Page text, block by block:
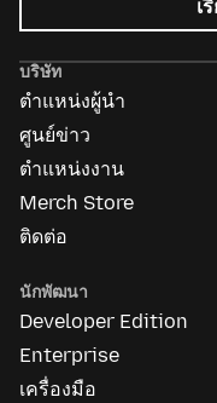
เ
บริษัท
ตำแหน่งผู้นำ
ศูนย์ข่าว
ตำแหน่งงาน
Merch Store
ติดต่อ
นักพัฒนา
Developer Edition
Enterprise
เครื่องมือ